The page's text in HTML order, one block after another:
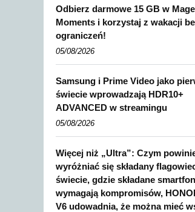
Odbierz darmowe 15 GB w
Moments i korzystaj z wakacji
ograniczeń!
05/08/2026
Samsung i Prime Video jako
świecie wprowadzają HDR10+
ADVANCED w streamingu
05/08/2026
Więcej niż „Ultra”: Czym
wyróżniać się składany
świecie, gdzie składane
wymagają kompromisów,
V6 udowadnia, że można mieć